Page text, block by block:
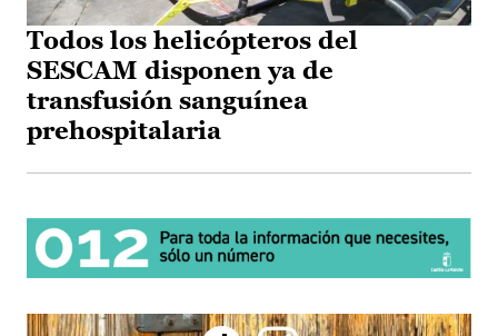
Todos los helicópteros del
SESCAM disponen ya de
transfusión sanguínea
prehospitalaria